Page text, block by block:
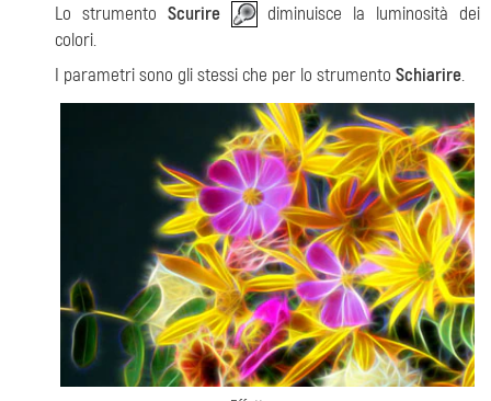
Lo strumento Scurire
diminuisce la luminosità dei
colori.
I parametri sono gli stessi che per lo strumento Schiarire.